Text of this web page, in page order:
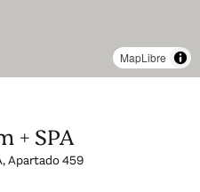
+ SPA
Apartado 459
MapLibre